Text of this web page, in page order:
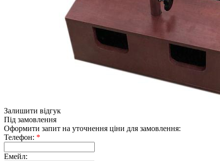
Залишити відгук
Під замовлення
Оформити запит на уточнення ціни для замовлення:
Телефон: *
Емейл: